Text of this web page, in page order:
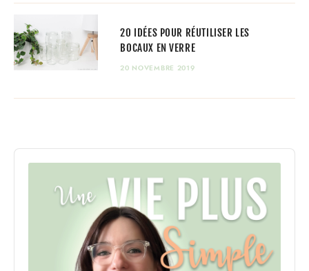
20 IDÉES POUR RÉUTILISER LES
BOCAUX EN VERRE
20 NOVEMBRE 2019
Audio
Player